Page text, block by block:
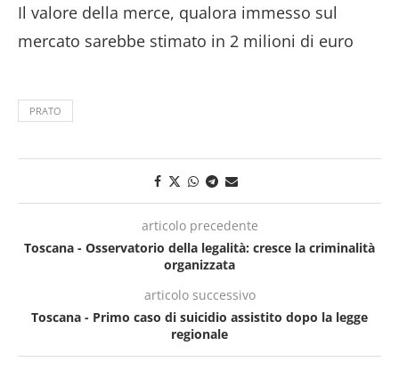
Il valore della merce, qualora immesso sul
mercato sarebbe stimato in 2 milioni di euro
PRATO
articolo precedente
Toscana - Osservatorio della legalità: cresce la criminalità
organizzata
articolo successivo
Toscana - Primo caso di suicidio assistito dopo la legge
regionale